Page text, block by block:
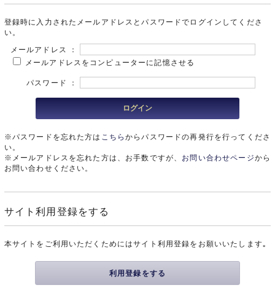
登録時に入力されたメールアドレスとパスワードでログインしてくださ
い。
メールアドレス ：
メールアドレスをコンピューターに記憶させる
パスワード ：
※パスワードを忘れた方は こちらからパスワードの再発行を行ってくださ
い。
※メールアドレスを忘れた方は、お手数ですが、 お問い合わせページから
お問い合わせください。
サイト利用登録をする
本サイトをご利用いただくためにはサイト利用登録をお願いいたします｡
利用登録をする